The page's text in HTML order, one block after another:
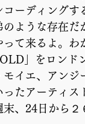
ーディング
ような存在だ
って来るよ。
」をロンド
イエ、アン
たアーティス
、24日から